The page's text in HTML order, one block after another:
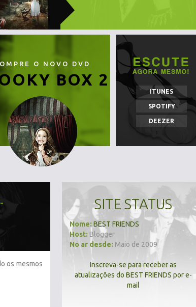
O NOVO DVD
BOX 2
ITUNES
SPOTIFY
DEEZER
os mesmos
SITE STATUS
Nome: BEST FRIENDS
Host: Blogger
No ar desde: Maio de 2009
Inscreva-se para receber as
atualizações do BEST FRIENDS por e-
mail